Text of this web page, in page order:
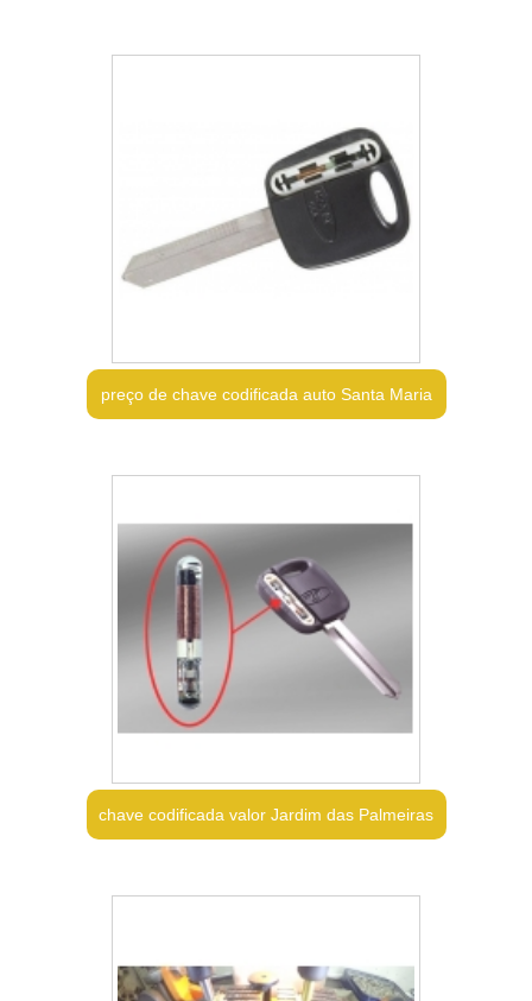
preço de chave codificada auto Santa Maria
chave codificada valor Jardim das Palmeiras